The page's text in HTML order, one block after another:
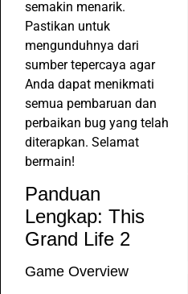
semakin menarik.
Pastikan untuk
mengunduhnya dari
sumber tepercaya agar
Anda dapat menikmati
semua pembaruan dan
perbaikan bug yang telah
diterapkan. Selamat
bermain!
Panduan
Lengkap: This
Grand Life 2
Game Overview